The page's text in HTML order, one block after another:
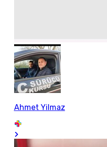
Ahmet Yilmaz